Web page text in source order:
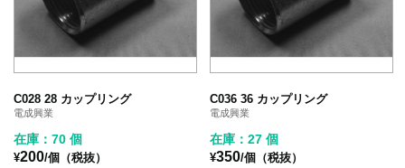
C028 28 カップリング
電成興業
在庫：70 個
¥200/個（税抜）
C036 36 カップリング
電成興業
在庫：27 個
¥350/個（税抜）